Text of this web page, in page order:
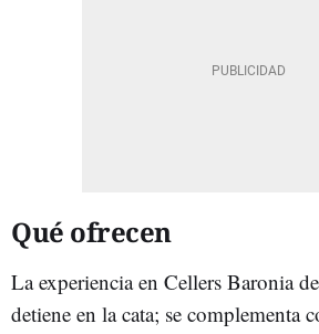
Qué ofrecen
La experiencia en Cellers Baronia
detiene en la cata; se complementa